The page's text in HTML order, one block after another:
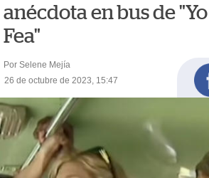
anécdota en bus de
Fea"
Por Selene Mejía
26 de octubre de 2023, 15:47